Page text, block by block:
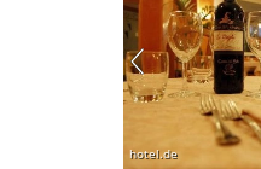
hotel.de